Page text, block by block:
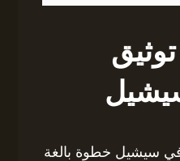
في سيشيل خطوة بالغة